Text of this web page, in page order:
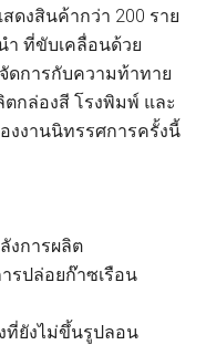
ดงสินค้ากว่า 200 ราย
ที่ขับเคลื่อนด้วย
ดการกับความท้าทาย
กล่องสี โรงพิมพ์ และ
งงานนิทรรศการครั้งนี้
งการผลิต
รปล่อยก๊าซเรือน
ที่ยังไม่ขึ้นรูปลอน